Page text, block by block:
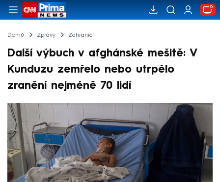
Domů Zprávy Zahraničí
Další výbuch v afghánské mešitě: V
Kunduzu zemřelo nebo utrpělo
zranění nejméně 70 lidí